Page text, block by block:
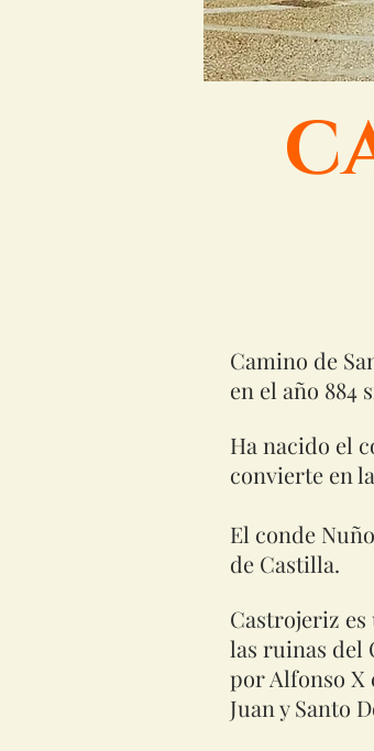
Camino de
en el año 884
Ha nacido el
convierte en
El conde
de Castilla.
Castrojeriz es
las ruinas del
por Alfonso X
Juan y Santo